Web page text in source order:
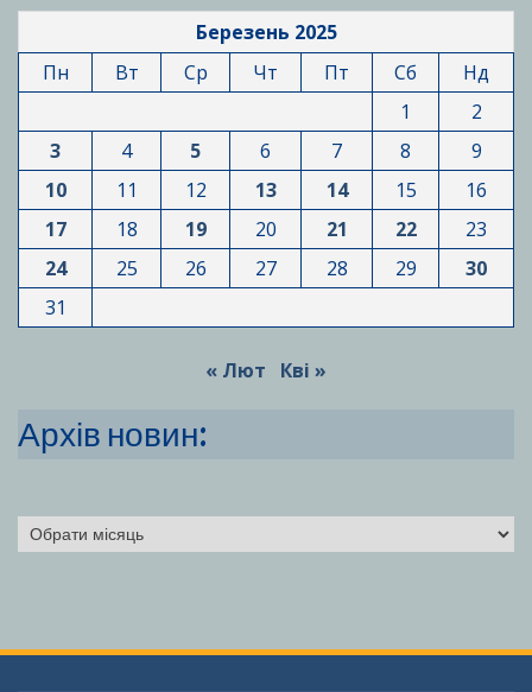
Березень 2025
Пн
Вт Ср Чт Пт Сб
Нд
1
2
3
4 5 6 7 8
9
10
11 12 13 14 15
16
17
18 19 20 21 22
23
24
25 26 27 28 29
30
31
« Лют Кві »
Архів новин:
Архіви